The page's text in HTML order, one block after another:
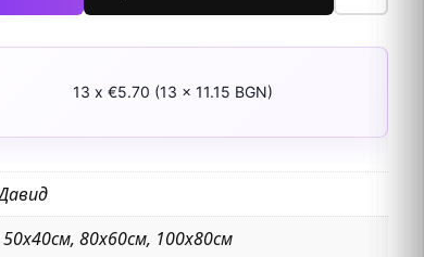
13 x €5.70 (13 x 11.15 BGN)
80х60см, 100х80см